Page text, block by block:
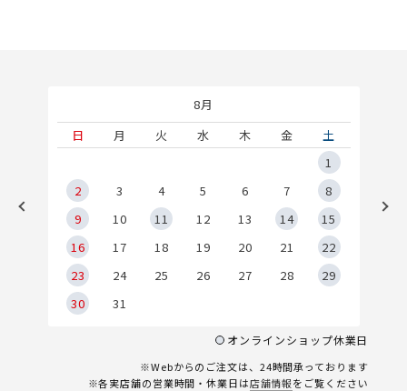
8月
日
月 火 水 木 金
土
1
2
3 4 5 6 7
8
9
10 11 12 13 14
15
16
17 18 19 20 21
22
23
24 25 26 27 28
29
30
31
オンラインショップ休業日
※Webからのご注文は、24時間承っております
※各実店舗の営業時間・休業日は店舗情報をご覧ください